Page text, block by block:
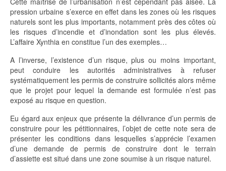
pression urbaine s’exerce en effet dans les zones où les risques
naturels sont les plus importants, notamment près des côtes où
les risques d’incendie et d’inondation sont les plus élevés.
L’affaire Xynthia en constitue l’un des exemples…
A l’inverse, l’existence d’un risque, plus ou moins important,
peut conduire les autorités administratives à refuser
systématiquement les permis de construire sollicités alors même
que le projet pour lequel la demande est formulée n’est pas
exposé au risque en question.
Eu égard aux enjeux que présente la délivrance d’un permis de
construire pour les pétitionnaires, l’objet de cette note sera de
présenter les conditions dans lesquelles s’apprécie l’examen
d’une demande de permis de construire dont le terrain
d’assiette est situé dans une zone soumise à un risque naturel.